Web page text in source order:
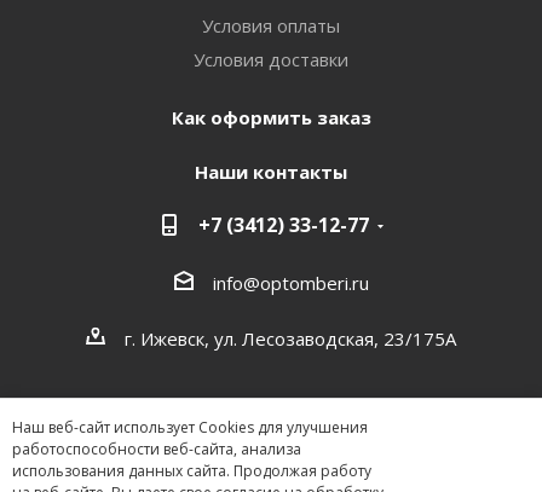
Наш веб-сайт использует Cookies для улучшения
работоспособности веб-сайта, анализа
использования данных сайта. Продолжая работу
Условия оплаты
Условия доставки
Как оформить заказ
Наши контакты
+7 (3412) 33-12-77
info@optomberi.ru
г. Ижевск, ул. Лесозаводская, 23/175А